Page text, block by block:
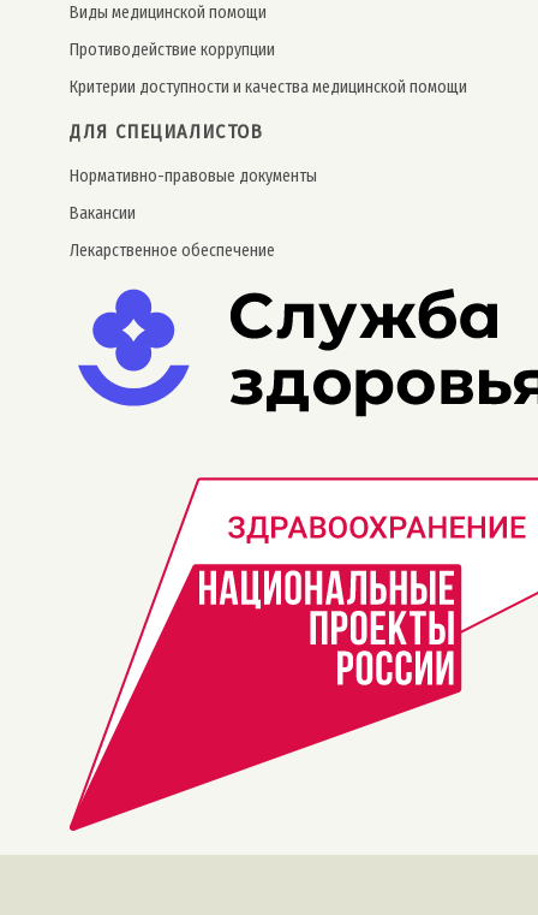
Виды медицинской помощи
Противодействие коррупции
Критерии доступности и качества медицинской помощи
ДЛЯ СПЕЦИАЛИСТОВ
Нормативно-правовые документы
Вакансии
Лекарственное обеспечение